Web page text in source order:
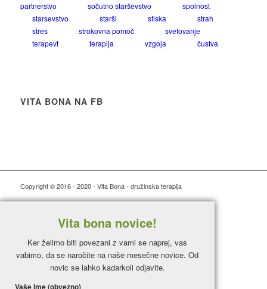
partnerstvo
sočutno starševstvo
spolnost
starsevstvo
starši stiska
strah
stres
strokovna pomoč
svetovanje
terapevt
terapija vzgoja čustva
VITA BONA NA FB
Copyright © 2016 - 2020 - Vita Bona - družinska terapija
Vita bona novice!
Ker želimo biti povezani z vami se naprej, vas
vabimo, da se naročite na naše mesečne novice. Od
novic se lahko kadarkoli odjavite.